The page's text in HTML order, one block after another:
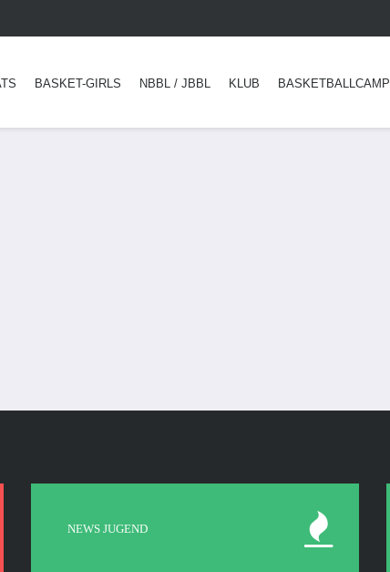
BASKET-GIRLS NBBL / JBBL KLUB BASKETBALLCAMP
NEWS JUGEND